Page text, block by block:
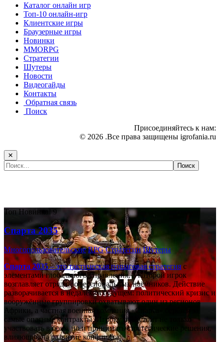
Каталог онлайн игр
Топ-10 онлайн-игр
Клиентские игры
Браузерные игры
Новинки
MMORPG
Стратегии
Шутеры
Новости
Видеогайды
Контакты
Обратная связь
Поиск
Присоединяйтесь к нам:
© 2026 .Все права защищены igrofania.ru
✕
Топ Новинка! 9
Спарта 2035
Многопользовательские RPG Стратегии Шутеры
Спарта 2035– это тактическаяпошаговая стратегияс
элементами глобального управления, в которой игрок
возглавляет отряд профессиональных наёмников. Действие
разворачивается в недалёком будущем: политический кризис и
вооружённые группировки охватывают один из регионов
Африки, а частная военная компания «Спарта» берётся за
самые опасные контракты. Игроку предстоит не только
участвовать в боях, но и принимать стратегические решения,
влияющие на развитие конфликта.